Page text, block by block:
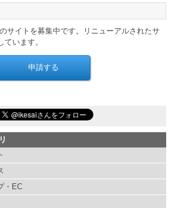
サイトを募集中です。リニューアルされたサ
います。
・EC